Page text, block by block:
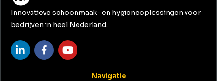
Innovatieve schoonmaak- en hygiëneoplossingen voor
bedrijven in heel Nederland.
Navigatie